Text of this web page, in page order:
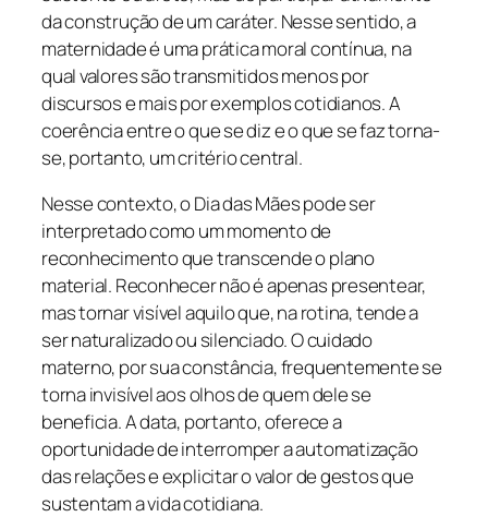
da construção de um caráter. Nesse sentido, a
maternidade é uma prática moral contínua, na
qual valores são transmitidos menos por
discursos e mais por exemplos cotidianos. A
coerência entre o que se diz e o que se faz torna-
se, portanto, um critério central.
Nesse contexto, o Dia das Mães pode ser
interpretado como um momento de
reconhecimento que transcende o plano
material. Reconhecer não é apenas presentear,
mas tornar visível aquilo que, na rotina, tende a
ser naturalizado ou silenciado. O cuidado
materno, por sua constância, frequentemente se
torna invisível aos olhos de quem dele se
beneficia. A data, portanto, oferece a
oportunidade de interromper a automatização
das relações e explicitar o valor de gestos que
sustentam a vida cotidiana.